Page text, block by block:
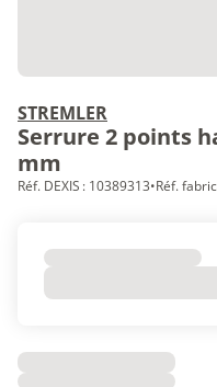
STREMLER
Serrure 2 points
mm
Réf. DEXIS : 10389313•Réf.